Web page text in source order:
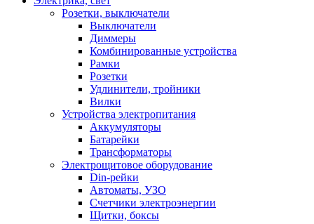
Розетки, выключатели
Выключатели
Диммеры
Комбинированные устройства
Рамки
Розетки
Удлинители, тройники
Вилки
Устройства электропитания
Аккумуляторы
Батарейки
Трансформаторы
Электрощитовое оборудование
Din-рейки
Автоматы, УЗО
Счетчики электроэнергии
Щитки, боксы